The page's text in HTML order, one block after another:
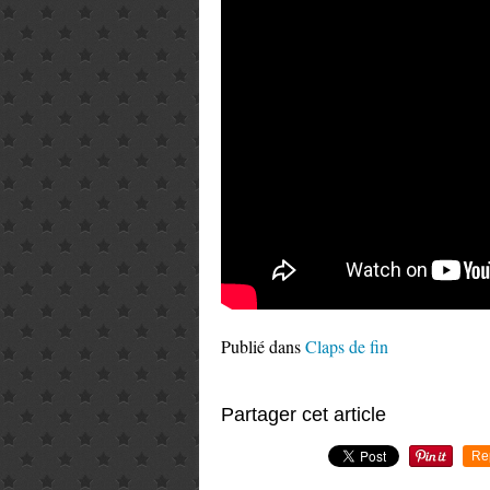
Publié dansClaps de fin
Partager cet article